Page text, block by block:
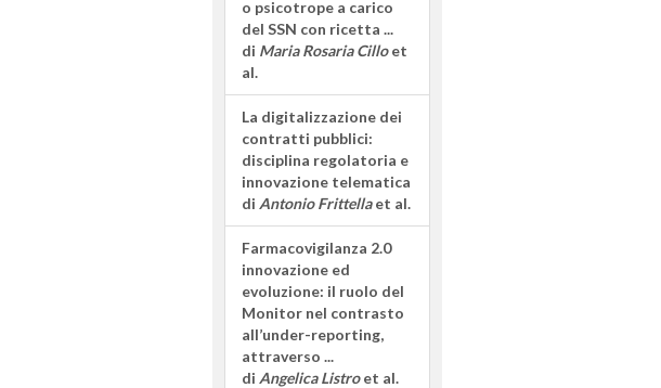
o psicotrope a carico
del SSN con ricetta ...
di Maria Rosaria Cilloet
al.
La digitalizzazione dei
contratti pubblici:
disciplina regolatoria e
innovazione telematica
di Antonio Frittellaet al.
Farmacovigilanza 2.0
innovazione ed
evoluzione: il ruolo del
Monitor nel contrasto
all’under-reporting,
attraverso ...
di Angelica Listroet al.